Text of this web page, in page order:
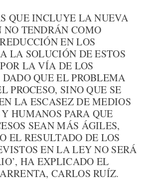
QUE INCLUYE LA NUEVA
TENDRÁN COMO
EN LOS
LA SOLUCIÓN DE ESTOS
LA VÍA DE LOS
QUE EL PROBLEMA
PROCESO, SINO QUE SE
LA ESCASEZ DE MEDIOS
HUMANOS PARA QUE
SEAN MÁS ÁGILES,
EL RESULTADO DE LOS
EN LA LEY NO SERÁ
HA EXPLICADO EL
CARLOS RUÍZ.